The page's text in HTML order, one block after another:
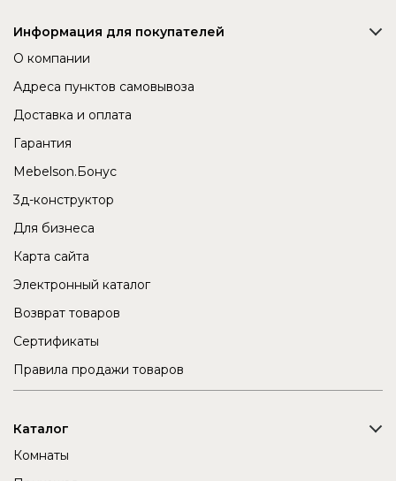
Информация для покупателей
О компании
Адреса пунктов самовывоза
Доставка и оплата
Гарантия
Mebelson.Бонус
3д-конструктор
Для бизнеса
Карта сайта
Электронный каталог
Возврат товаров
Сертификаты
Правила продажи товаров
Каталог
Комнаты